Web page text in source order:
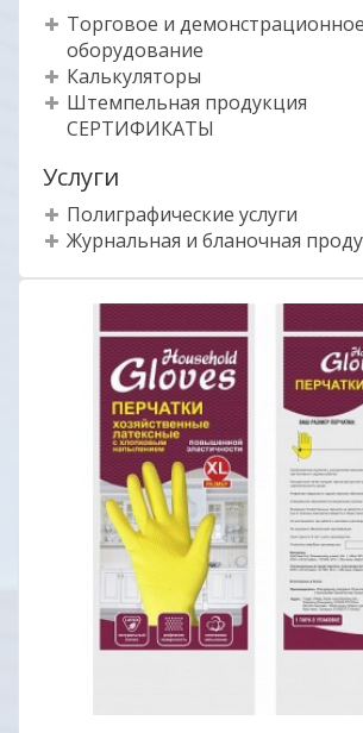
Торговое и демонстрационное
оборудование
Калькуляторы
Штемпельная продукция
СЕРТИФИКАТЫ
Услуги
Полиграфические услуги
Журнальная и бланочная